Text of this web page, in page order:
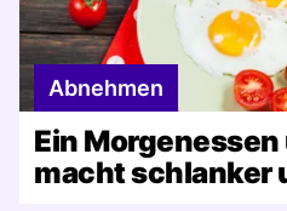
Abnehmen
Ein
macht schlanker